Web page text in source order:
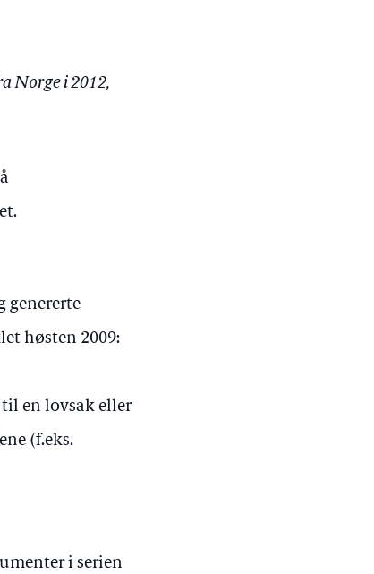
Norge i 2012,
genererte
høsten 2009:
en lovsak eller
(f.eks.
i serien